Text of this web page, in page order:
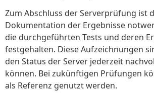
Zum Abschluss der Serverprüfung ist
Dokumentation der Ergebnisse
die durchgeführten Tests und deren
festgehalten. Diese Aufzeichnungen
den Status der Server jederzeit
können. Bei zukünftigen Prüfungen
als Referenz genutzt werden.